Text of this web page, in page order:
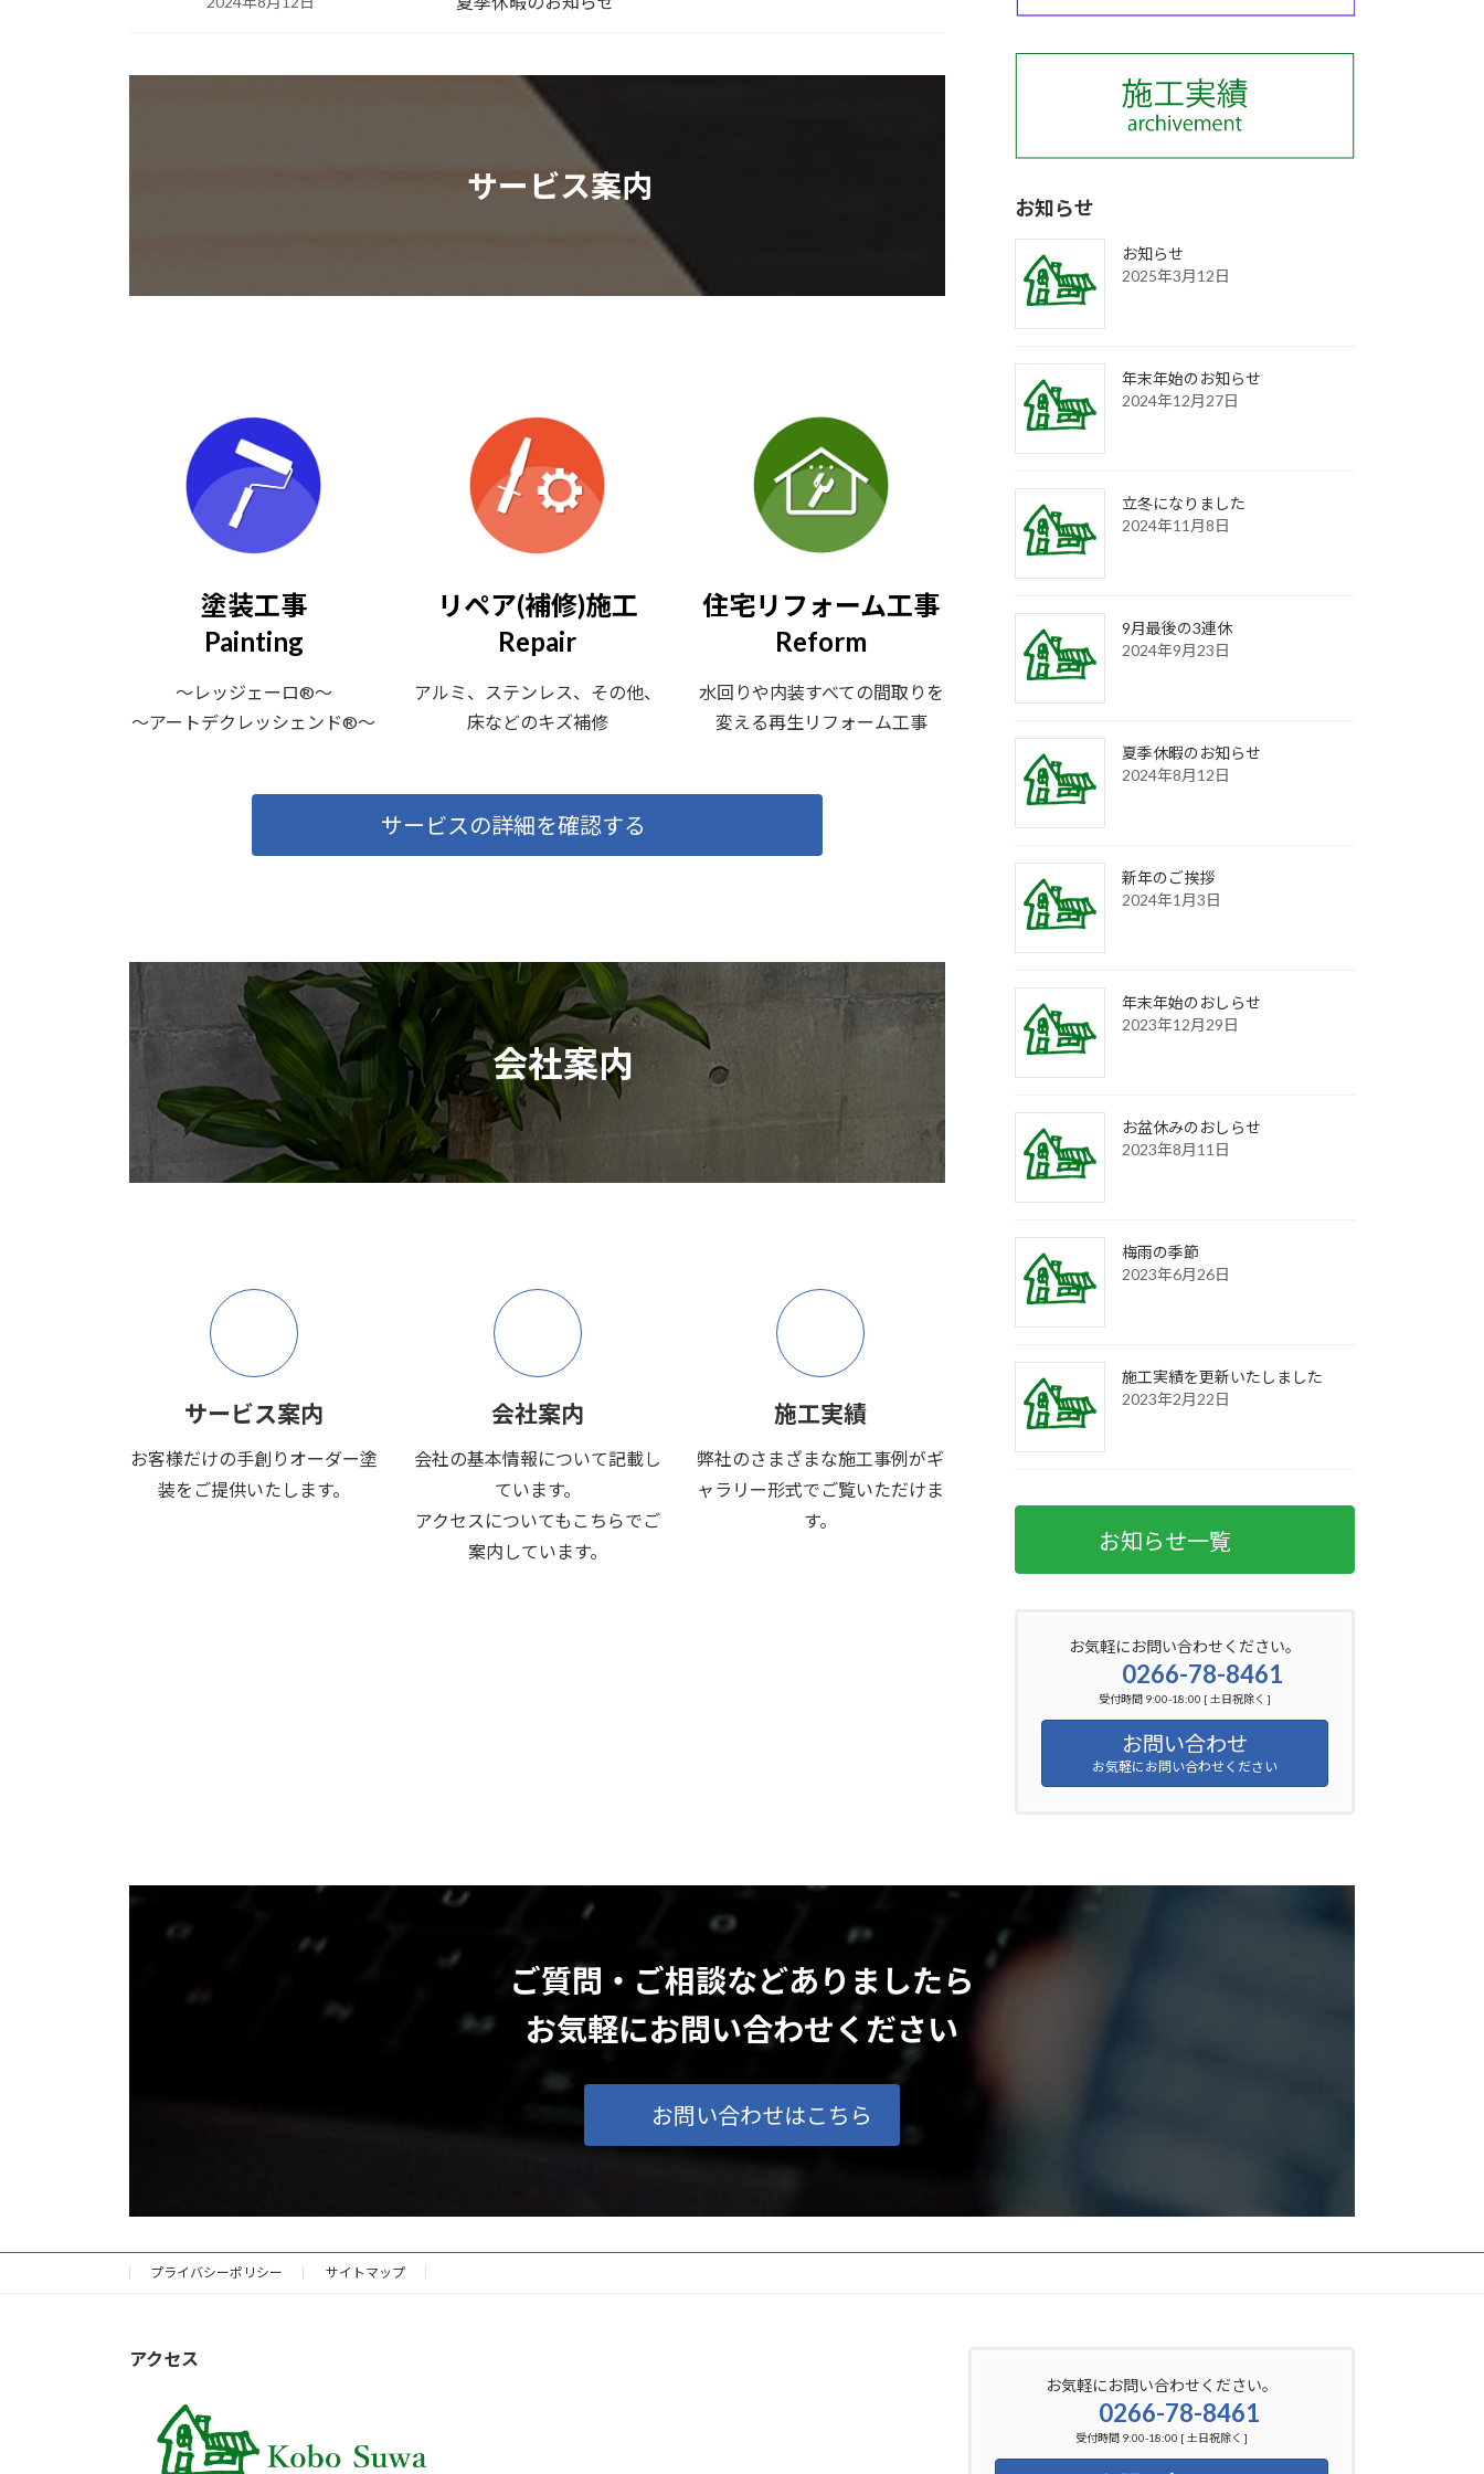
サービス案内
塗装工事
Painting
〜レッジェーロ®〜
〜アートデクレッシェンド®〜
リペア(補修)施工
Repair
アルミ、ステンレス、その他、
床などのキズ補修
住宅リフォーム工事
Reform
水回りや内装すべての間取りを
変える再生リフォーム工事
サービスの詳細を確認する
会社案内
サービス案内
お客様だけの手創りオーダー塗
装をご提供いたします。
会社案内
会社の基本情報について記載し
ています。
アクセスについてもこちらでご
案内しています。
施工実績
弊社のさまざまな施工事例がギ
ャラリー形式でご覧いただけま
す。
お知らせ
お知らせ
2025年3月12日
年末年始のお知らせ
2024年12月27日
立冬になりました
2024年11月8日
9月最後の3連休
2024年9月23日
夏季休暇のお知らせ
2024年8月12日
新年のご挨拶
2024年1月3日
年末年始のおしらせ
2023年12月29日
お盆休みのおしらせ
2023年8月11日
梅雨の季節
2023年6月26日
施工実績を更新いたしました
2023年2月22日
お知らせ一覧
お気軽にお問い合わせください。
0266-78-8461
受付時間 9:00-18:00 [ 土日祝除く ]
お問い合わせ
お気軽にお問い合わせください
ご質問・ご相談などありましたら
お気軽にお問い合わせください
お問い合わせはこちら
プライバシーポリシー サイトマップ
アクセス
お気軽にお問い合わせください。
0266-78-8461
受付時間 9:00-18:00 [ 土日祝除く ]